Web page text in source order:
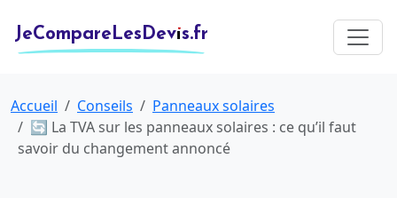
JeCompareLesDevis.fr
Accueil Conseils
Panneaux solaires
🔄 La TVA sur les panneaux solaires : ce qu’il faut
savoir du changement annoncé